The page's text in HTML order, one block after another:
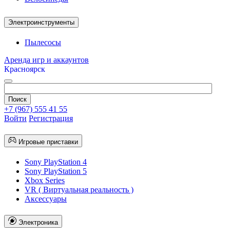
Электроинструменты
Пылесосы
Аренда игр и аккаунтов
Красноярск
+7 (967) 555 41 55
Войти Регистрация
Игровые приставки
Sony PlayStation 4
Sony PlayStation 5
Xbox Series
VR ( Виртуальная реальность )
Аксессуары
Электроника